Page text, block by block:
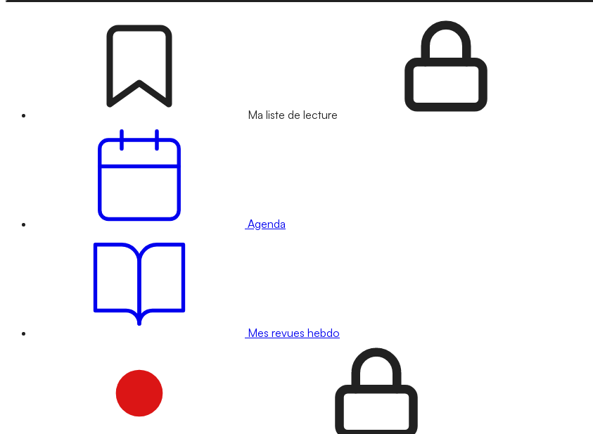
Ma liste de lecture
Agenda
Mes revues hebdo